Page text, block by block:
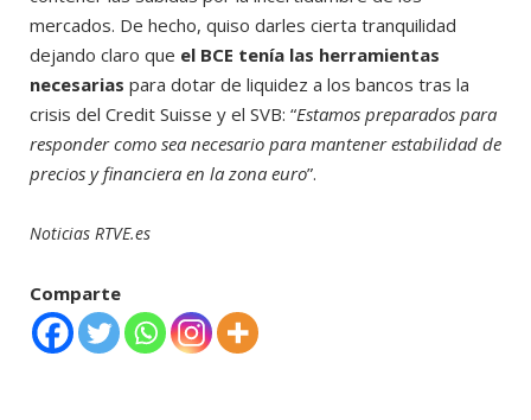
mercados. De hecho, quiso darles cierta tranquilidad
dejando claro que el BCE tenía las herramientas
necesarias para dotar de liquidez a los bancos tras la
crisis del Credit Suisse y el SVB: “Estamos preparados para
responder como sea necesario para mantener estabilidad de
precios y financiera en la zona euro”.
Noticias RTVE.es
Comparte